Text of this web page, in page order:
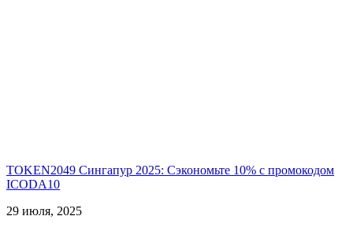
TOKEN2049 Сингапур 2025: Сэкономьте 10% с промокодом
ICODA10
29 июля, 2025